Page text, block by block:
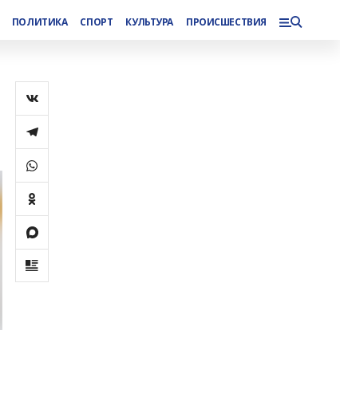
ПОЛИТИКА СПОРТ КУЛЬТУРА ПРОИСШЕСТВИЯ